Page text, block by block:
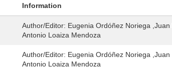
Information
Author/Editor: Eugenia Ordóñez Noriega
Antonio Loaiza Mendoza
Author/Editor: Eugenia Ordóñez Noriega
Antonio Loaiza Mendoza